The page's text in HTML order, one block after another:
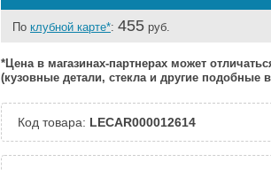
По клубной карте*: 455 руб.
*Цена в магазинах-партнерах может
(кузовные детали, стекла и другие подобные
Код товара: LECAR000012614